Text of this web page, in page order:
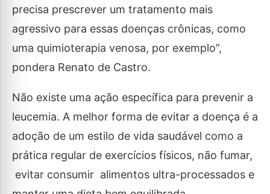
precisa prescrever um tratamento mais
agressivo para essas doenças crônicas, como
uma quimioterapia venosa, por exemplo”,
pondera Renato de Castro.
Não existe uma ação específica para prevenir a
leucemia. A melhor forma de evitar a doença é a
adoção de um estilo de vida saudável como a
prática regular de exercícios físicos, não fumar,
evitar consumir alimentos ultra-processados e